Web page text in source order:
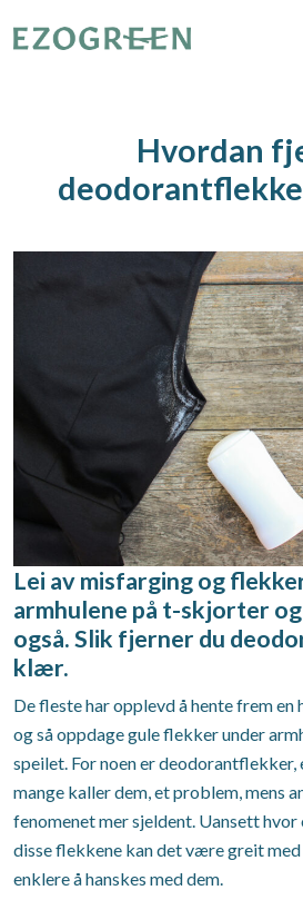
Hvordan
Lei av misfarging og
armhulene på t-skjorter og
også. Slik fjerner du
klær.
De fleste har opplevd å hente frem
og så oppdage gule flekker under
speilet. For noen er
mange kaller dem, et problem, mens
fenomenet mer sjeldent. Uansett
disse flekkene kan det være greit
enklere å hanskes med dem.